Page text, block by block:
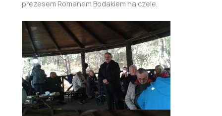
prezesem Romanem Bodakiem na czele.